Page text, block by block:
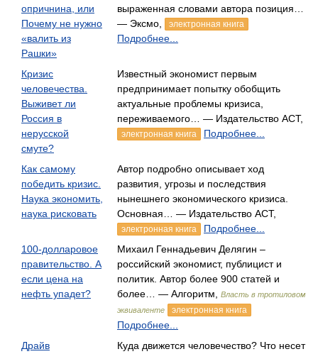
опричнина, или
Почему не нужно
«валить из
Рашки»
выраженная словами автора позиция…
— Эксмо,
электронная книга
Подробнее...
Кризис
человечества.
Выживет ли
Россия в
нерусской
смуте?
Известный экономист первым
предпринимает попытку обобщить
актуальные проблемы кризиса,
переживаемого… — Издательство АСТ,
электронная книга Подробнее...
Как самому
победить кризис.
Наука экономить,
наука рисковать
Автор подробно описывает ход
развития, угрозы и последствия
нынешнего экономического кризиса.
Основная… — Издательство АСТ,
электронная книга
Подробнее...
100-долларовое
правительство. А
если цена на
нефть упадет?
Михаил Геннадьевич Делягин –
российский экономист, публицист и
политик. Автор более 900 статей и
более… — Алгоритм,
Власть в тротиловом
эквиваленте
электронная книга
Подробнее...
Драйв
Куда движется человечество? Что несет